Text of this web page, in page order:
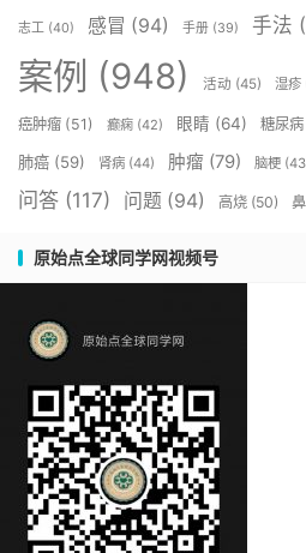
志工 (40) 感冒 (94) 手册 (39) 手法
案例 (948) 活动 (45) 湿疹
癌肿瘤 (51) 癫痫 (42) 眼睛 (64) 糖尿病
肺癌 (59) 肾病 (44) 肿瘤 (79) 脑梗
问答 (117) 问题 (94) 高烧 (50)
原始点全球同学网视频号